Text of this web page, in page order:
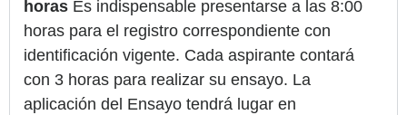
horas Es indispensable presentarse a las 8:00
horas para el registro correspondiente con
identificación vigente. Cada aspirante contará
con 3 horas para realizar su ensayo. La
aplicación del Ensayo tendrá lugar en